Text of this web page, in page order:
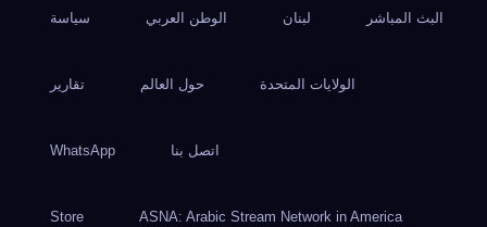
البث المباشر لبنان الوطن العربي سياسة
الولايات المتحدة حول العالم تقارير
اتصل بنا WhatsApp
ASNA: Arabic Stream Network in America
Store